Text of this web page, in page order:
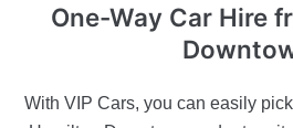
One-Way Car Hire
With VIP Cars, you can easily